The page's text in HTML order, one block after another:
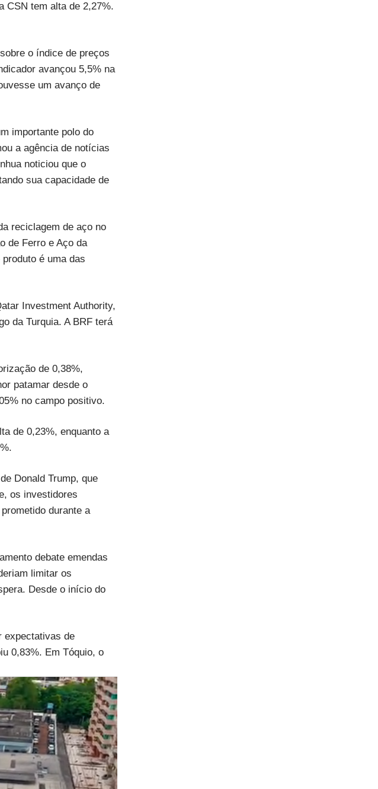
CSN tem alta de 2,27%.
o índice de preços
avançou 5,5% na
um avanço de
importante polo do
a agência de notícias
noticiou que o
sua capacidade de
reciclagem de aço no
de Ferro e Aço da
é uma das
Investment Authority,
da Turquia. A BRF terá
de 0,38%,
patamar desde o
no campo positivo.
de 0,23%, enquanto a
Donald Trump, que
os investidores
durante a
debate emendas
limitar os
Desde o início do
expectativas de
0,83%. Em Tóquio, o